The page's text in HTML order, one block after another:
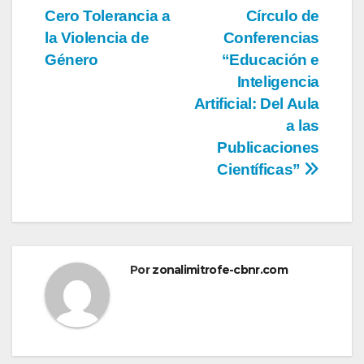
de
entradas
Círculo de
Conferencias
“Educación e
Inteligencia
Artificial: Del Aula
a las
Publicaciones
Científicas”
Cero Tolerancia a
la Violencia de
Género
Porzonalimitrofe-cbnr.com